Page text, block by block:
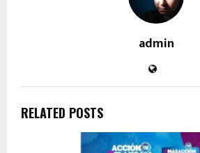
admin
RELATED POSTS